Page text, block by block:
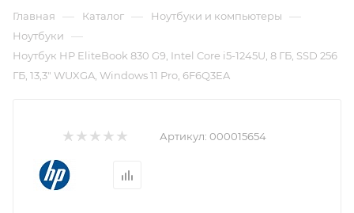
Главная — Каталог — Ноутбуки и компьютеры —
Ноутбуки —
Ноутбук HP EliteBook 830 G9, Intel Core i5-1245U, 8 ГБ, SSD 256
ГБ, 13,3″ WUXGA, Windows 11 Pro, 6F6Q3EA
Артикул: 000015654